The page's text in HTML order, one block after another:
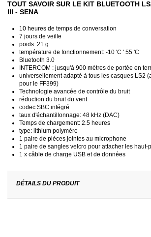
TOUT SAVOIR SUR LE KIT BLUETOOTH
III - SENA
10 heures de temps de conversation
7 jours de veille
poids: 21 g
température de fonctionnement: -10 'C ' 55 'C
Bluetooth 3.0
INTERCOM : jusqu'à 900 mètres de portée en
universellement adapté à tous les casques LS2
pour le FF399)
Technologie avancée de contrôle du bruit
réduction du bruit du vent
codec SBC intégré
taux d'échantillonnage: 48 kHz (DAC)
Temps de chargement: 2.5 heures
type: lithium polymère
1 paire de pièces jointes au microphone
1 paire de sangles velcro pour attacher les haut-
1 x câble de charge USB et de données
DÉTAILS DU PRODUIT